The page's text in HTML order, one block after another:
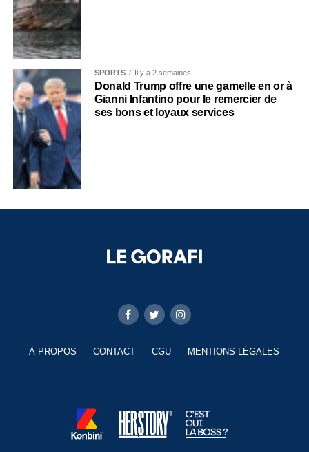
SPORTS Il y a 2 semaines
Donald Trump offre une gamelle en or à
Gianni Infantino pour le remercier de
ses bons et loyaux services
À PROPOS CONTACT CGU MENTIONS LÉGALES